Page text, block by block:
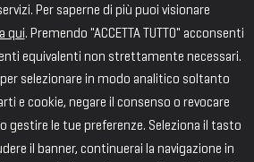
Per saperne di più puoi visionare
qui. Premendo "ACCETTA TUTTO" acconsenti
equivalenti non strettamente necessari.
per selezionare in modo analitico soltanto
e cookie, negare il consenso o revocare
gestire le tue preferenze. Seleziona il tasto
il banner, continuerai la navigazione in